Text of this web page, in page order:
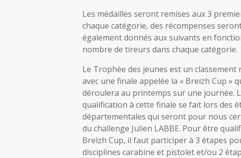
Les médailles seront remises aux 3
chaque catégorie, des récompenses
également donnés aux suivants en
nombre de tireurs dans chaque catégorie.
Le Trophée des jeunes est un classement
avec une finale appelée la « Breizh Cup »
déroulera au printemps sur une journée.
qualification à cette finale se fait lors des
départementales qui seront pour nous
du challenge Julien LABBE. Pour être
Breizh Cup, il faut participer à 3 étapes
disciplines carabine et pistolet et/ou 2